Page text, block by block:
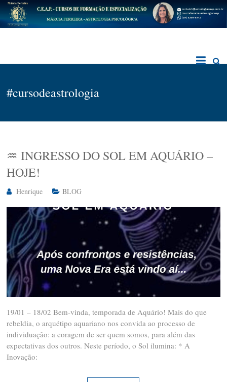
Skip
to
content
#cursodeastrologia
♒️ INGRESSO DO SOL EM AQUÁRIO –
HOJE!
Henrique BLOG
19/01 – 18/02 Bem-vinda, temporada de Aquário! Mais do que
rebeldia, o arquétipo aquariano nos convida ao processo de
individuação: a coragem de ser quem somos, para além das
expectativas dos outros. Neste período, o Sol ilumina: * A
Inovação: